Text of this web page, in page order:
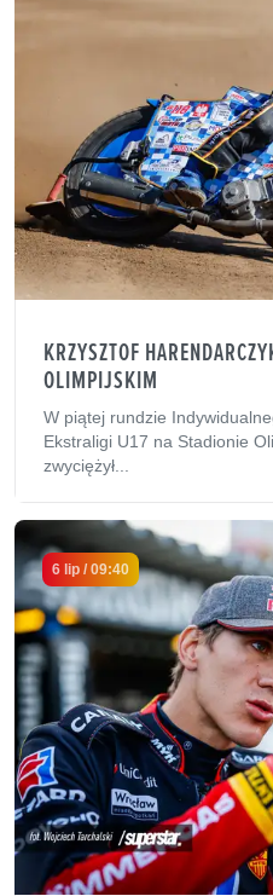
KRZYSZTOF
OLIMPIJSKIM
W piątej rundzie
Ekstraligi U17 na Stadionie
zwyciężył...
6 lip / 09:40